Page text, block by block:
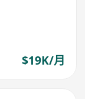
$19K/月